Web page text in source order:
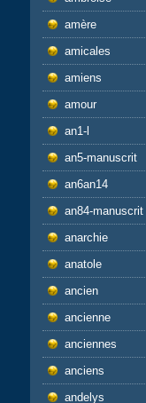
amère
amicales
amiens
amour
an1-l
an5-manuscrit
an6an14
an84-manuscrit
anarchie
anatole
ancien
ancienne
anciennes
anciens
andelys